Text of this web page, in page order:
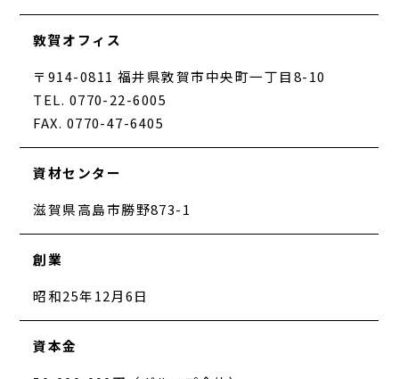
敦賀オフィス
〒914-0811 福井県敦賀市中央町一丁目8-10
TEL. 0770-22-6005
FAX. 0770-47-6405
資材センター
滋賀県高島市勝野873-1
創業
昭和25年12月6日
資本金